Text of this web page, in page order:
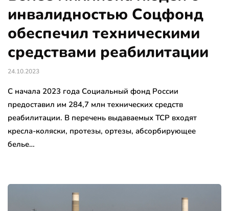
инвалидностью Соцфонд
обеспечил техническими
средствами реабилитации
24.10.2023
С начала 2023 года Социальный фонд России
предоставил им 284,7 млн технических средств
реабилитации. В перечень выдаваемых ТСР входят
кресла-коляски, протезы, ортезы, абсорбирующее
белье…